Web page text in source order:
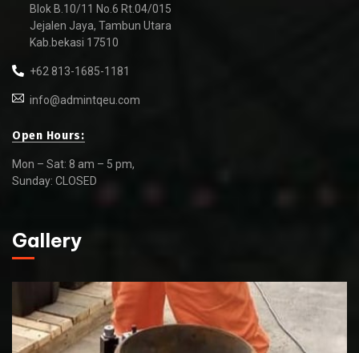
Blok B.10/11 No.6 Rt.04/015
Jejalen Jaya, Tambun Utara
Kab.bekasi 17510
+62 813-1685-1181
info@admintqeu.com
Open Hours:
Mon – Sat: 8 am – 5 pm,
Sunday: CLOSED
Gallery